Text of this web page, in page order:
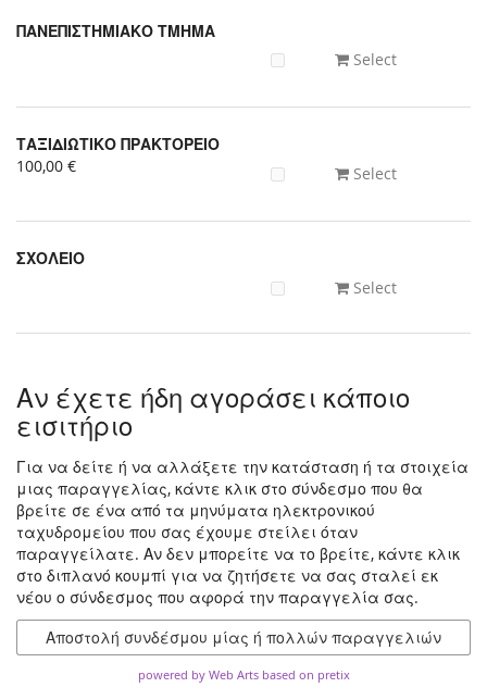
ΠΑΝΕΠΙΣΤΗΜΙΑΚΟ ΤΜΗΜΑ
Select
ΤΑΞΙΔΙΩΤΙΚΟ ΠΡΑΚΤΟΡΕΙΟ
100,00 €
Select
ΣΧΟΛΕΙΟ
Select
Αν έχετε ήδη αγοράσει κάποιο
εισιτήριο
Για να δείτε ή να αλλάξετε την κατάσταση ή τα στοιχεία
μιας παραγγελίας, κάντε κλικ στο σύνδεσμο που θα
βρείτε σε ένα από τα μηνύματα ηλεκτρονικού
ταχυδρομείου που σας έχουμε στείλει όταν
παραγγείλατε. Αν δεν μπορείτε να το βρείτε, κάντε κλικ
στο διπλανό κουμπί για να ζητήσετε να σας σταλεί εκ
νέου ο σύνδεσμος που αφορά την παραγγελία σας.
Αποστολή συνδέσμου μίας ή πολλών παραγγελιών
powered by Web Arts based on pretix